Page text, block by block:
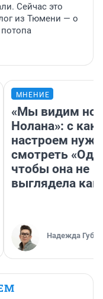
Сейчас это
из Тюмени — о
МНЕНИЕ
«Мы видим
Нолана»: с
настроем
смотреть
чтобы она не
выглядела как
Надежда